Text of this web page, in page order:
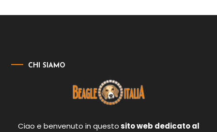
CHI SIAMO
Ciao e benvenuto in questosito web dedicato al